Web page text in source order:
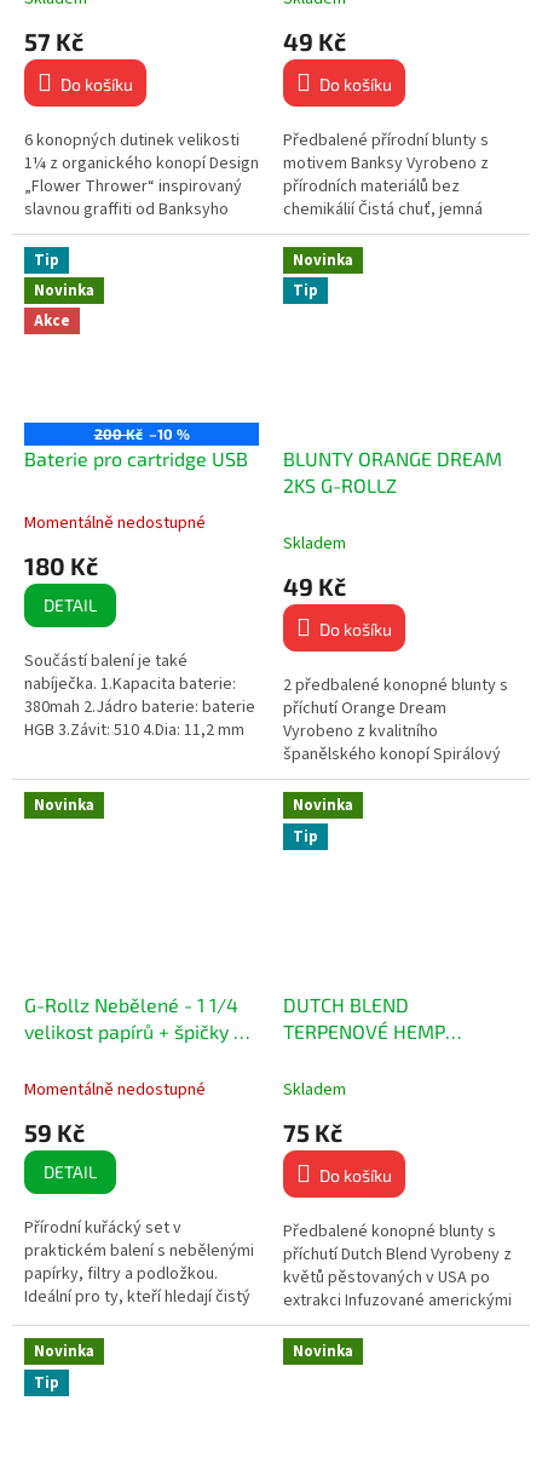
57 Kč
Do košíku
6 konopných dutinek velikosti
1¼ z organického konopí Design
„Flower Thrower“ inspirovaný
slavnou graffiti od Banksyho
Limitovaná edice pro fanoušky
street artu...
49 Kč
Do košíku
Předbalené přírodní blunty s
motivem Banksy Vyrobeno z
přírodních materiálů bez
chemikálií Čistá chuť, jemná
textura a hladké hoření Bez
tabáku a nikotinu – 100%...
Tip
Novinka
Akce
200 Kč –10 %
Baterie pro cartridge USB
Průměrné
produktu
je
4,5
5
hvězdiček.
Momentálně nedostupné
180 Kč
DETAIL
Součástí balení je také
nabíječka. 1.Kapacita baterie:
380mah 2.Jádro baterie: baterie
HGB 3.Závit: 510 4.Dia: 11,2 mm
4.2V...
Novinka
Tip
BLUNTY ORANGE DREAM
2KS G-ROLLZ
Skladem
49 Kč
Do košíku
2 předbalené konopné blunty s
příchutí Orange Dream
Vyrobeno z kvalitního
španělského konopí Spirálový
filtr pro jemný a plynulý kouř
Ručně baleno pro zachování...
Novinka
G-Rollz Nebělené - 1 1/4
velikost papírů + špičky &
Momentálně nedostupné
59 Kč
DETAIL
Přírodní kuřácký set v
praktickém balení s nebělenými
papírky, filtry a podložkou.
Ideální pro ty, kteří hledají čistý
a autentický zážitek z balení. 50
nebělených papírků...
Novinka
Tip
DUTCH BLEND
TERPENOVÉ HEMP
Skladem
75 Kč
Do košíku
Předbalené konopné blunty s
příchutí Dutch Blend Vyrobeny z
květů pěstovaných v USA po
extrakci Infuzované americkými
terpeny pro intenzivní chuť a
vůni 100%...
Novinka
Tip
Novinka